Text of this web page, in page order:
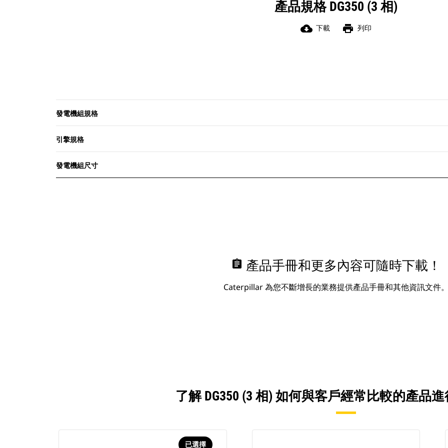
產品規格 DG350 (3 相)
cloud_download 下載 print 列印
發電機組規格
引擎規格
發電機組尺寸
assignment 產品手冊和更多內容可隨時下載！
Caterpillar 為您不斷增長的業務提供產品手冊和其他資訊文件
了解 DG350 (3 相) 如何與客戶經常比較的產品
已選擇